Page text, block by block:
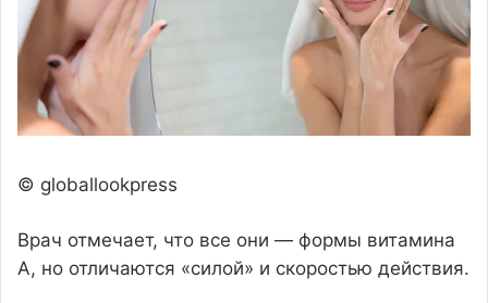
© globallookpress
Врач отмечает, что все они — формы витамина
A, но отличаются «силой» и скоростью действия.